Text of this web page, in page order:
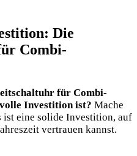
Die
Combi-
für Combi-
Investition ist? Mache
ist eine solide Investition, auf
vertrauen kannst.